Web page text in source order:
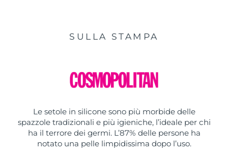
SULLA STAMPA
Le setole in silicone sono più morbide delle
spazzole tradizionali e più igieniche, l’ideale per chi
ha il terrore dei germi. L’87% delle persone ha
notato una pelle limpidissima dopo l’uso.